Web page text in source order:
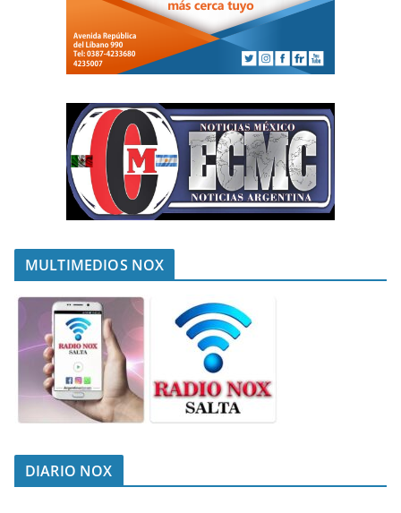
MULTIMEDIOS NOX
DIARIO NOX